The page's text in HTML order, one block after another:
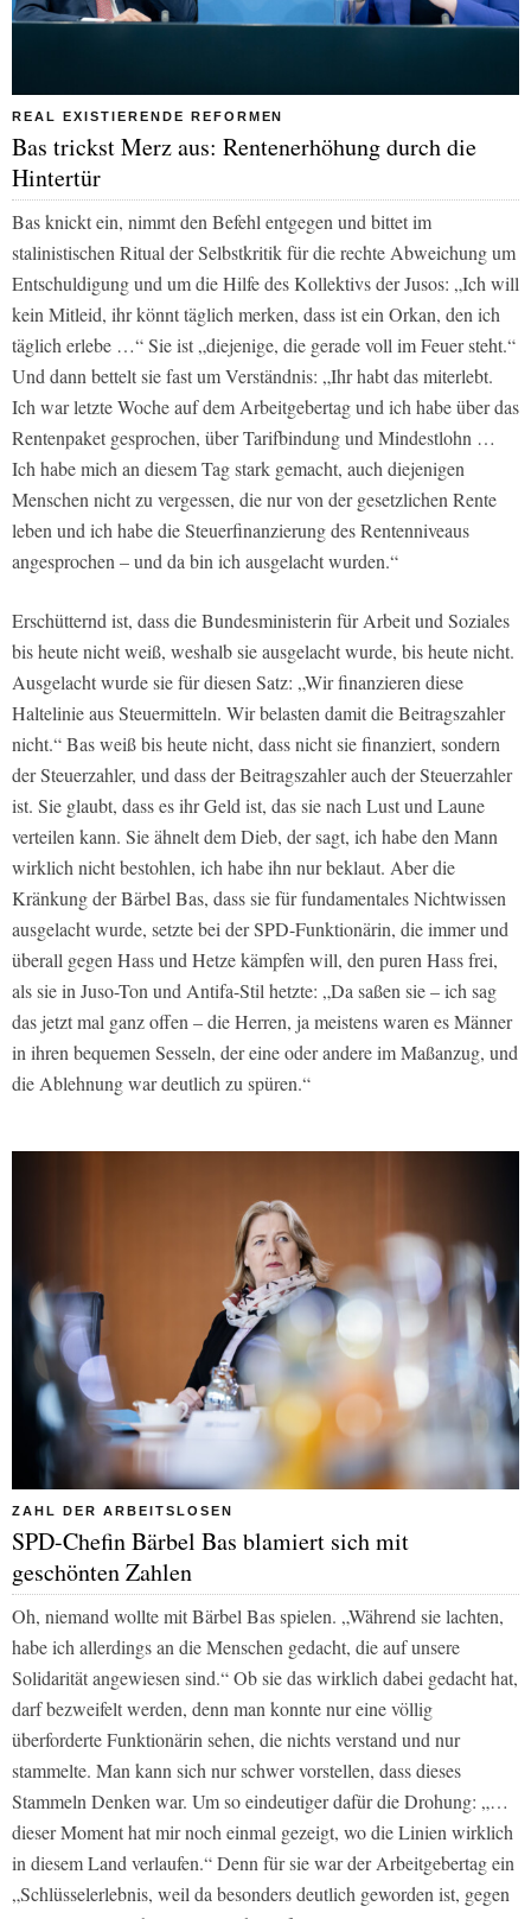
REAL EXISTIERENDE REFORMEN
Bas trickst Merz aus: Rentenerhöhung durch die
Hintertür
Bas knickt ein, nimmt den Befehl entgegen und bittet im
stalinistischen Ritual der Selbstkritik für die rechte Abweichung um
Entschuldigung und um die Hilfe des Kollektivs der Jusos: „Ich will
kein Mitleid, ihr könnt täglich merken, dass ist ein Orkan, den ich
täglich erlebe …“ Sie ist „diejenige, die gerade voll im Feuer steht.“
Und dann bettelt sie fast um Verständnis: „Ihr habt das miterlebt.
Ich war letzte Woche auf dem Arbeitgebertag und ich habe über das
Rentenpaket gesprochen, über Tarifbindung und Mindestlohn …
Ich habe mich an diesem Tag stark gemacht, auch diejenigen
Menschen nicht zu vergessen, die nur von der gesetzlichen Rente
leben und ich habe die Steuerfinanzierung des Rentenniveaus
angesprochen – und da bin ich ausgelacht wurden.“
Erschütternd ist, dass die Bundesministerin für Arbeit und Soziales
bis heute nicht weiß, weshalb sie ausgelacht wurde, bis heute nicht.
Ausgelacht wurde sie für diesen Satz: „Wir finanzieren diese
Haltelinie aus Steuermitteln. Wir belasten damit die Beitragszahler
nicht.“ Bas weiß bis heute nicht, dass nicht sie finanziert, sondern
der Steuerzahler, und dass der Beitragszahler auch der Steuerzahler
ist. Sie glaubt, dass es ihr Geld ist, das sie nach Lust und Laune
verteilen kann. Sie ähnelt dem Dieb, der sagt, ich habe den Mann
wirklich nicht bestohlen, ich habe ihn nur beklaut. Aber die
Kränkung der Bärbel Bas, dass sie für fundamentales Nichtwissen
ausgelacht wurde, setzte bei der SPD-Funktionärin, die immer und
überall gegen Hass und Hetze kämpfen will, den puren Hass frei,
als sie in Juso-Ton und Antifa-Stil hetzte: „Da saßen sie – ich sag
das jetzt mal ganz offen – die Herren, ja meistens waren es Männer
in ihren bequemen Sesseln, der eine oder andere im Maßanzug, und
die Ablehnung war deutlich zu spüren.“
ZAHL DER ARBEITSLOSEN
SPD-Chefin Bärbel Bas blamiert sich mit
geschönten Zahlen
Oh, niemand wollte mit Bärbel Bas spielen. „Während sie lachten,
habe ich allerdings an die Menschen gedacht, die auf unsere
Solidarität angewiesen sind.“ Ob sie das wirklich dabei gedacht hat,
darf bezweifelt werden, denn man konnte nur eine völlig
überforderte Funktionärin sehen, die nichts verstand und nur
stammelte. Man kann sich nur schwer vorstellen, dass dieses
Stammeln Denken war. Um so eindeutiger dafür die Drohung: „…
dieser Moment hat mir noch einmal gezeigt, wo die Linien wirklich
in diesem Land verlaufen.“ Denn für sie war der Arbeitgebertag ein
„Schlüsselerlebnis, weil da besonders deutlich geworden ist, gegen